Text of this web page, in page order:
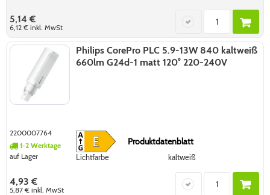
5,14 €
6,12 €inkl. MwSt
Philips CorePro PLC 5.9-13W 840 kaltweiß
660lm G24d-1 matt 120° 220-240V
2200007764
1-2 Werktage
auf Lager
Produktdatenblatt
Lichtfarbe kaltweiß
4,93 €
5,87 €inkl. MwSt